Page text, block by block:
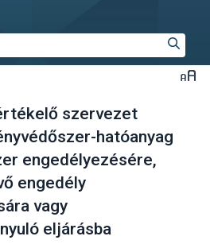
szervezet
hatóanyag
engedélyezésére,
engedély
vagy
eljárásba